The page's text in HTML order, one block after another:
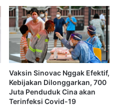
Vaksin Sinovac Nggak Efektif,
Kebijakan Dilonggarkan, 700
Juta Penduduk Cina akan
Terinfeksi Covid-19